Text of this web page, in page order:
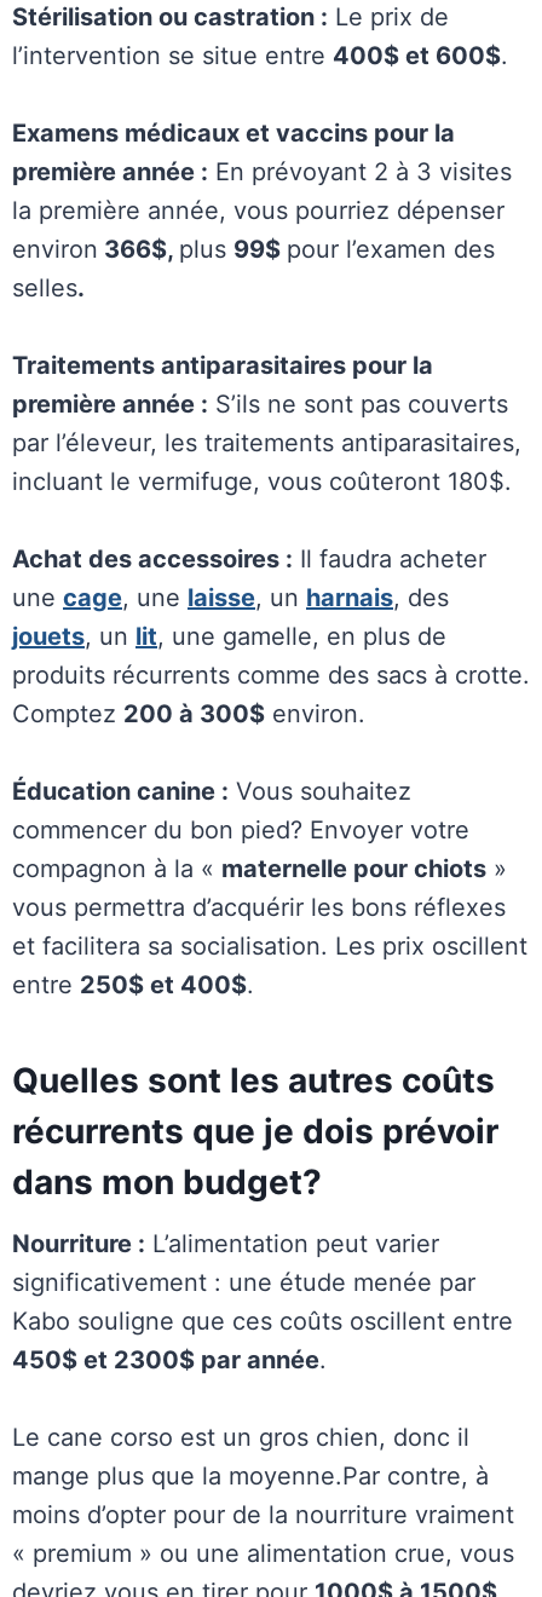
Stérilisation ou castration : Le prix de
l’intervention se situe entre 400$ et 600$.
Examens médicaux et vaccins pour la
première année : En prévoyant 2 à 3 visites
la première année, vous pourriez dépenser
environ 366$, plus 99$ pour l’examen des
selles.
Traitements antiparasitaires pour la
première année : S’ils ne sont pas couverts
par l’éleveur, les traitements antiparasitaires,
incluant le vermifuge, vous coûteront 180$.
Achat des accessoires : Il faudra acheter
une cage, une laisse, un harnais, des
jouets, un lit, une gamelle, en plus de
produits récurrents comme des sacs à crotte.
Comptez 200 à 300$ environ.
Éducation canine : Vous souhaitez
commencer du bon pied? Envoyer votre
compagnon à la « maternelle pour chiots »
vous permettra d’acquérir les bons réflexes
et facilitera sa socialisation. Les prix oscillent
entre 250$ et 400$.
Quelles sont les autres coûts
récurrents que je dois prévoir
dans mon budget?
Nourriture : L’alimentation peut varier
significativement : une étude menée par
Kabo souligne que ces coûts oscillent entre
450$ et 2300$ par année.
Le cane corso est un gros chien, donc il
mange plus que la moyenne.Par contre, à
moins d’opter pour de la nourriture vraiment
« premium » ou une alimentation crue, vous